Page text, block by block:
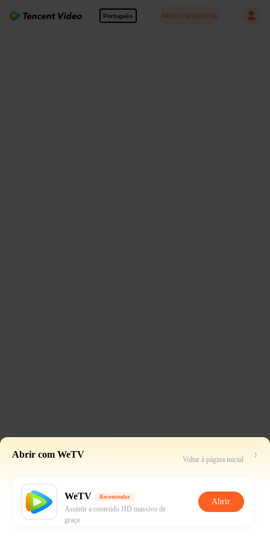
Português Abra o programa
Abrir com WeTV Voltar à página inicial
WeTV Recomendar
Assistir a conteúdo HD massivo de
graça
Abrir